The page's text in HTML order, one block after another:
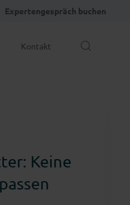
Expertengespräch buchen
Kontakt
Keine